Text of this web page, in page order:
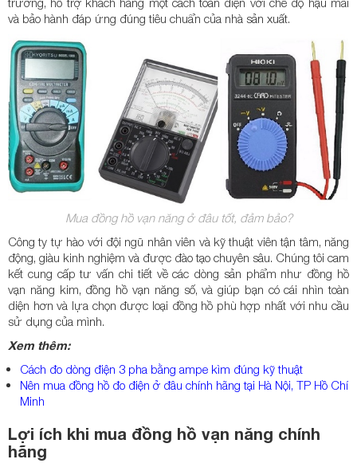
và bảo hành đáp ứng đúng tiêu chuẩn của nhà sản xuất.
Mua đồng hồ vạn năng ở đâu tốt, đảm bảo?
Công ty tự hào với đội ngũ nhân viên và kỹ thuật viên tận tâm, năng
động, giàu kinh nghiệm và được đào tạo chuyên sâu. Chúng tôi cam
kết cung cấp tư vấn chi tiết về các dòng sản phẩm như đồng hồ
vạn năng kim, đồng hồ vạn năng số, và giúp bạn có cái nhìn toàn
diện hơn và lựa chọn được loại đồng hồ phù hợp nhất với nhu cầu
sử dụng của mình.
Xem thêm:
Cách đo dòng điện 3 pha bằng ampe kìm đúng kỹ thuật
Nên mua đồng hồ đo điện ở đâu chính hãng tại Hà Nội, TP Hồ Chí
Minh
Lợi ích khi mua đồng hồ vạn năng chính
hãng